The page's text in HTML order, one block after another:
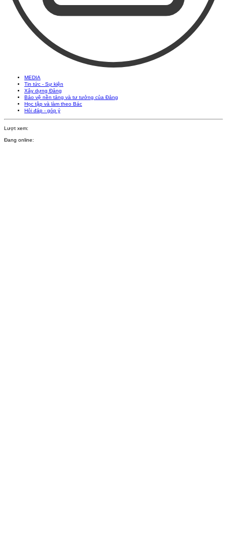
MEDIA
Tin tức - Sự kiện
Xây dựng Đảng
Bảo vệ nền tảng và tư tưởng của Đảng
Học tập và làm theo Bác
Hỏi đáp - góp ý
Lượt xem:
Đang online: